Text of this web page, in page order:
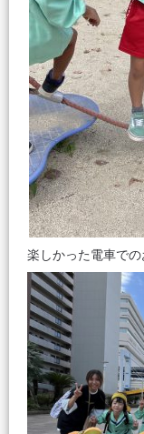
楽しかった電車で